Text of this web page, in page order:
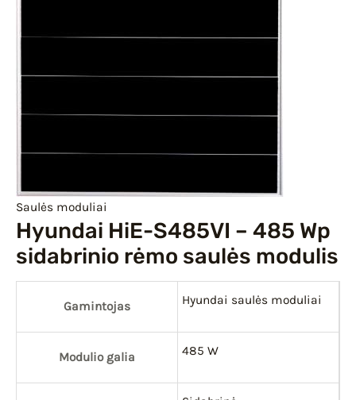
Saulės moduliai
Hyundai HiE-S485VI – 485 Wp
sidabrinio rėmo saulės modulis
Gamintojas Hyundai saulės moduliai
Modulio galia 485 W